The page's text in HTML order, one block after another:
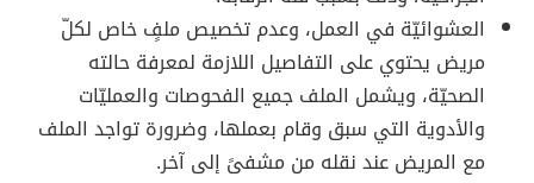
العشوائيّة في العمل، وعدم تخصيص ملفٍ خاص لكلّ
مريض يحتوي على التفاصيل اللازمة لمعرفة حالته
الصحيّة، ويشمل الملف جميع الفحوصات والعمليّات
والأدوية التي سبق وقام بعملها، وضرورة تواجد الملف
مع المريض عند نقله من مشفىً إلى آخر.